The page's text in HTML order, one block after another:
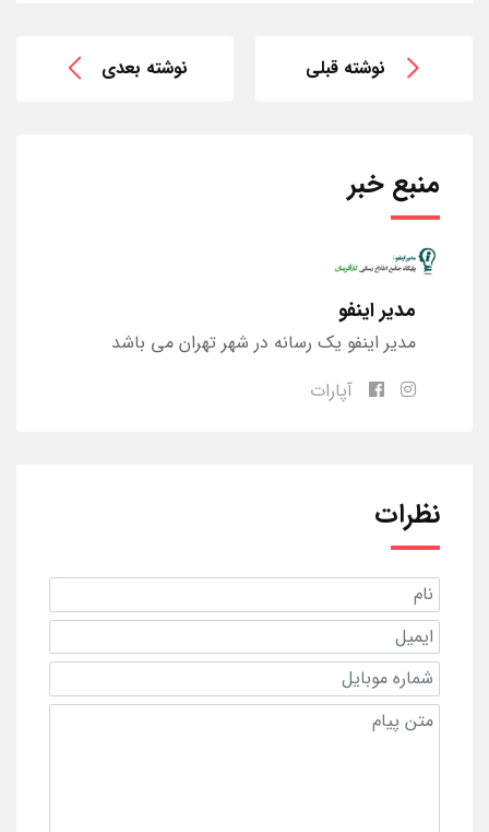
نوشته قبلی نوشته بعدی
منبع خبر
مدیر اینفو
مدیر اینفو یک رسانه در شهر تهران می باشد
آپارات
نظرات